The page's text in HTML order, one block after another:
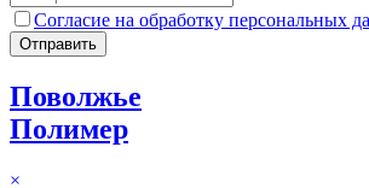
Согласие на обработку персональных
Отправить
Поволжье
Полимер
×